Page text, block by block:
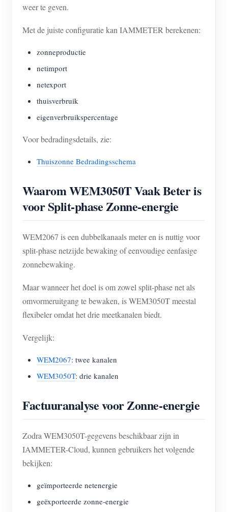
weer te geven.
Met de juiste configuratie kan IAMMETER berekenen:
zonneproductie
netimport
netexport
thuisverbruik
eigenverbruikspercentage
Voor bedradingsdetails, zie:
Thuiszonne Bedradingsschema
Waarom WEM3050T Vaak Beter is
voor Split-phase Zonne-energie
WEM2067 is een dubbelkanaals meter en is nuttig voor
split-phase netzijde bewaking of eenvoudige eenfasige
zonnebewaking.
Maar wanneer het doel is om zowel split-phase net als
omvormeruitgang te bewaken, is WEM3050T meestal
flexibeler omdat het drie meetkanalen biedt.
Vergelijk:
WEM2067: twee kanalen
WEM3050T: drie kanalen
Factuuranalyse voor Zonne-energie
Zodra WEM3050T-gegevens beschikbaar zijn in
IAMMETER-Cloud, kunnen gebruikers het volgende
bekijken:
geïmporteerde netenergie
geëxporteerde zonne-energie